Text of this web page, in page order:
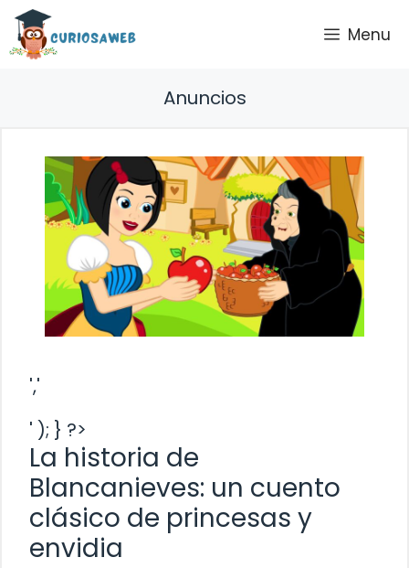
Saltar
contenido
Menu
Anuncios
','
' ); } ?>
La historia de
Blancanieves: un cuento
clásico de princesas y
envidia